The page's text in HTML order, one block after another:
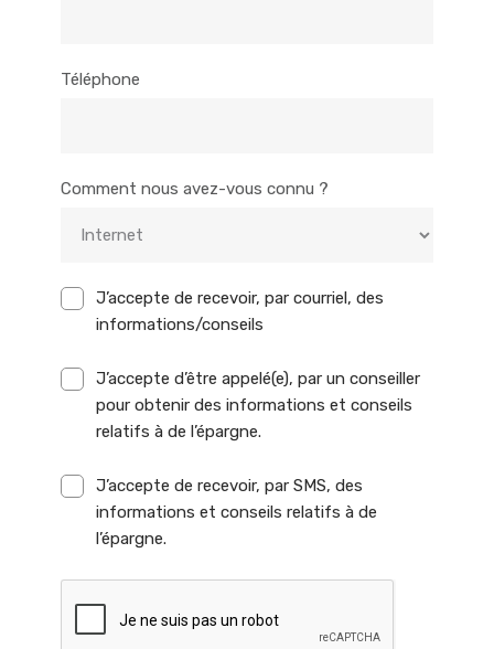
Téléphone
Comment nous avez-vous connu ?
J’accepte de recevoir, par courriel, des
informations/conseils
J’accepte d’être appelé(e), par un conseiller
pour obtenir des informations et conseils
relatifs à de l’épargne.
J’accepte de recevoir, par SMS, des
informations et conseils relatifs à de
l’épargne.